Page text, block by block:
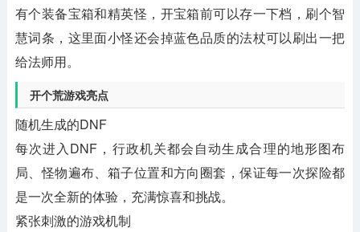
有个装备宝箱和精英怪，开宝箱前可以存一下档，刷个智
慧词条，这里面小怪还会掉蓝色品质的法杖可以刷出一把
给法师用。
开个荒游戏亮点
随机生成的DNF
每次进入DNF，行政机关都会自动生成合理的地形图布
局、怪物遍布、箱子位置和方向圈套，保证每一次探险都
是一次全新的体验，充满惊喜和挑战。
紧张刺激的游戏机制